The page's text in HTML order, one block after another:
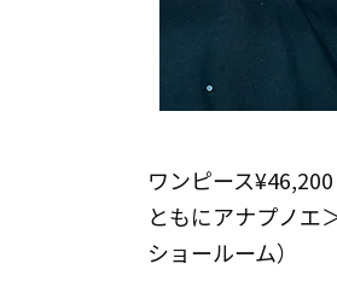
ワンピース
ともにアナプノエ
ショールーム）